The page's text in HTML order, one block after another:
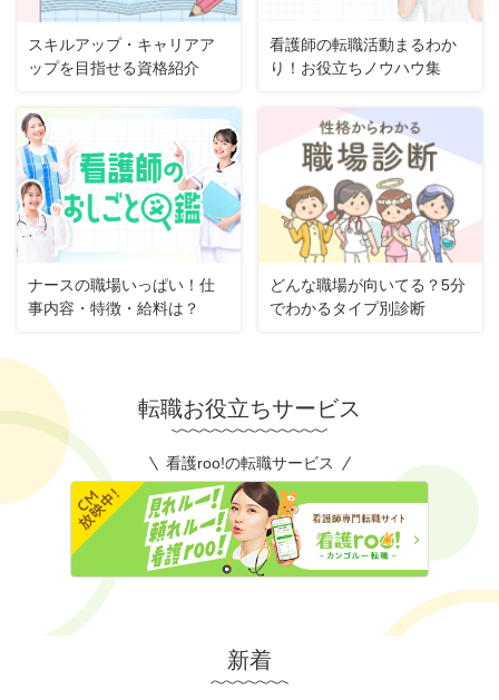
スキルアップ・キャリアア
ップを目指せる資格紹介
看護師の転職活動まるわか
り！お役立ちノウハウ集
ナースの職場いっぱい！仕
事内容・特徴・給料は？
どんな職場が向いてる？5分
でわかるタイプ別診断
転職お役立ちサービス
看護roo!の転職サービス
新着